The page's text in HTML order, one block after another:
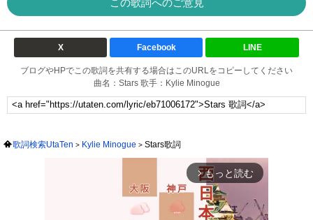
この歌詞へのご意見
X Facebook LINE
ブログやHPでこの歌詞を共有する場合はこのURLをコピーしてください
曲名：Stars 歌手：Kylie Minogue
歌詞検索UtaTen Kylie Minogue Stars歌詞
arrow_forward_ios もっと読む